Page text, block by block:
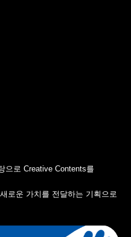
으로 Creative Contents를
로운 가치를 전달하는 기획으로